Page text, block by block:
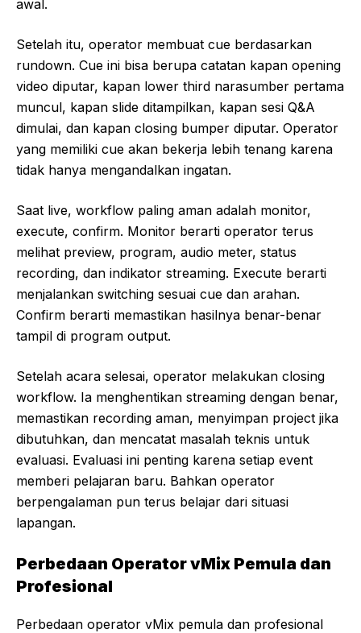
awal.
Setelah itu, operator membuat cue berdasarkan
rundown. Cue ini bisa berupa catatan kapan opening
video diputar, kapan lower third narasumber pertama
muncul, kapan slide ditampilkan, kapan sesi Q&A
dimulai, dan kapan closing bumper diputar. Operator
yang memiliki cue akan bekerja lebih tenang karena
tidak hanya mengandalkan ingatan.
Saat live, workflow paling aman adalah monitor,
execute, confirm. Monitor berarti operator terus
melihat preview, program, audio meter, status
recording, dan indikator streaming. Execute berarti
menjalankan switching sesuai cue dan arahan.
Confirm berarti memastikan hasilnya benar-benar
tampil di program output.
Setelah acara selesai, operator melakukan closing
workflow. Ia menghentikan streaming dengan benar,
memastikan recording aman, menyimpan project jika
dibutuhkan, dan mencatat masalah teknis untuk
evaluasi. Evaluasi ini penting karena setiap event
memberi pelajaran baru. Bahkan operator
berpengalaman pun terus belajar dari situasi
lapangan.
Perbedaan Operator vMix Pemula dan
Profesional
Perbedaan operator vMix pemula dan profesional